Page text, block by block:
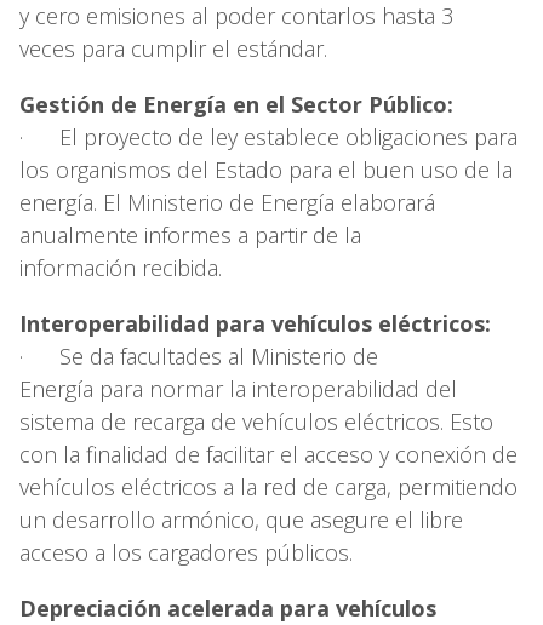
y cero emisiones al poder contarlos hasta 3
veces para cumplir el estándar.
Gestión de Energía en el Sector Público:
· El proyecto de ley establece obligaciones para
los organismos del Estado para el buen uso de la
energía. El Ministerio de Energía elaborará
anualmente informes a partir de la
información recibida.
Interoperabilidad para vehículos eléctricos:
· Se da facultades al Ministerio de
Energía para normar la interoperabilidad del
sistema de recarga de vehículos eléctricos. Esto
con la finalidad de facilitar el acceso y conexión de
vehículos eléctricos a la red de carga, permitiendo
un desarrollo armónico, que asegure el libre
acceso a los cargadores públicos.
Depreciación acelerada para vehículos